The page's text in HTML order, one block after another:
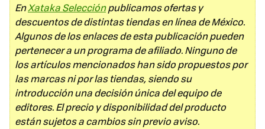
EnXataka Selecciónpublicamos ofertas y
descuentos de distintas tiendas en línea de México.
Algunos de los enlaces de esta publicación pueden
pertenecer a un programa de afiliado. Ninguno de
los artículos mencionados han sido propuestos por
las marcas ni por las tiendas, siendo su
introducción una decisión única del equipo de
editores. El precio y disponibilidad del producto
están sujetos a cambios sin previo aviso.